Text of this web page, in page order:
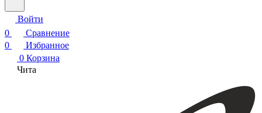
Войти
0
Сравнение
0
Избранное
0 Корзина
Чита